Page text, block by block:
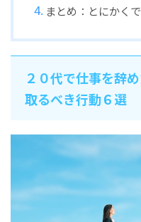
まとめ：とにかく
２０代で仕事を辞
取るべき行動６選